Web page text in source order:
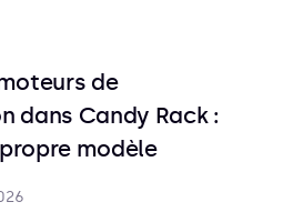
de
dans Candy Rack :
modèle